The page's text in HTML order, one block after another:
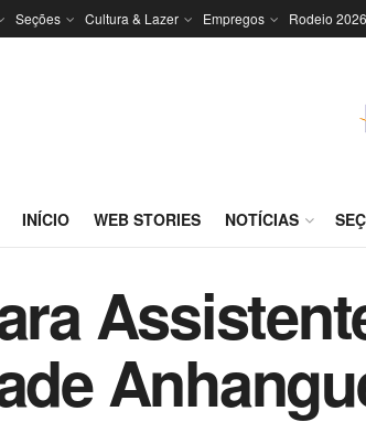
Seções Cultura & Lazer Empregos Rodeio 2026
INÍCIO WEB STORIES NOTÍCIAS